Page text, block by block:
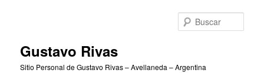
Gustavo Rivas
Sitio Personal de Gustavo Rivas – Avellaneda – Argentina